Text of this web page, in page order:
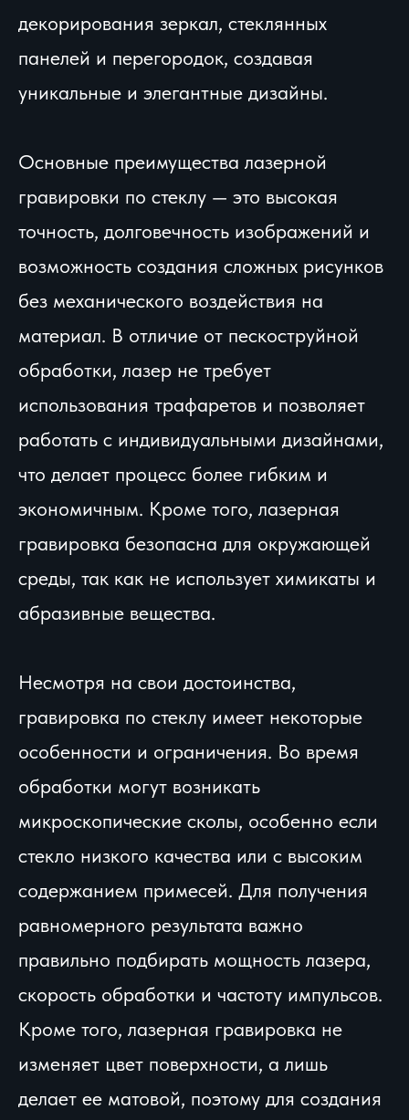
декорирования зеркал, стеклянных
панелей и перегородок, создавая
уникальные и элегантные дизайны.
Основные преимущества лазерной
гравировки по стеклу — это высокая
точность, долговечность изображений и
возможность создания сложных рисунков
без механического воздействия на
материал. В отличие от пескоструйной
обработки, лазер не требует
использования трафаретов и позволяет
работать с индивидуальными дизайнами,
что делает процесс более гибким и
экономичным. Кроме того, лазерная
гравировка безопасна для окружающей
среды, так как не использует химикаты и
абразивные вещества.
Несмотря на свои достоинства,
гравировка по стеклу имеет некоторые
особенности и ограничения. Во время
обработки могут возникать
микроскопические сколы, особенно если
стекло низкого качества или с высоким
содержанием примесей. Для получения
равномерного результата важно
правильно подбирать мощность лазера,
скорость обработки и частоту импульсов.
Кроме того, лазерная гравировка не
изменяет цвет поверхности, а лишь
делает ее матовой, поэтому для создания